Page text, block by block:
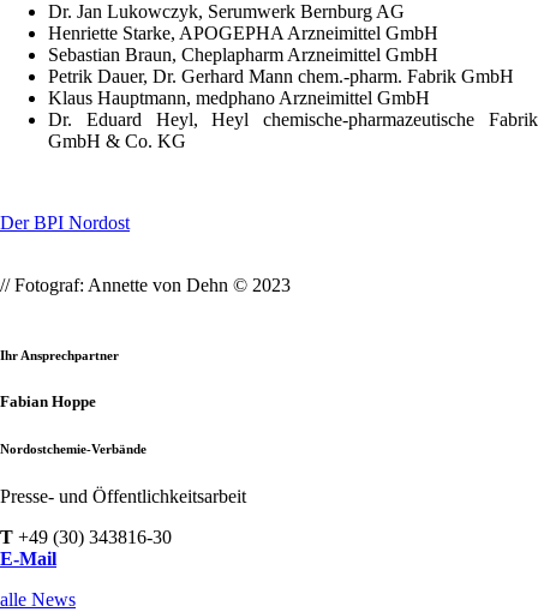
Dr. Jan Lukowczyk, Serumwerk Bernburg AG
Henriette Starke, APOGEPHA Arzneimittel GmbH
Sebastian Braun, Cheplapharm Arzneimittel GmbH
Petrik Dauer, Dr. Gerhard Mann chem.-pharm. Fabrik GmbH
Klaus Hauptmann, medphano Arzneimittel GmbH
Dr. Eduard Heyl, Heyl chemische-pharmazeutische Fabrik
GmbH & Co. KG
Der BPI Nordost
// Fotograf: Annette von Dehn © 2023
Ihr Ansprechpartner
Fabian Hoppe
Nordostchemie-Verbände
Presse- und Öffentlichkeitsarbeit
T +49 (30) 343816-30
E-Mail
alle News